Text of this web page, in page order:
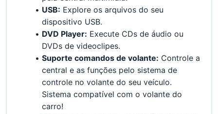
USB: Explore os arquivos do seu
dispositivo USB.
DVD Player: Execute CDs de áudio ou
DVDs de videoclipes.
Suporte comandos de volante: Controle a
central e as funções pelo sistema de
controle no volante do seu veículo.
Sistema compatível com o volante do
carro!